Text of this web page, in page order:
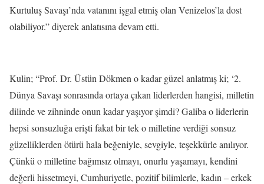
Kurtuluş Savaşı’nda vatanını işgal etmiş olan Venizelos’la dost
olabiliyor.” diyerek anlatısına devam etti.
Kulin; “Prof. Dr. Üstün Dökmen o kadar güzel anlatmış ki; ‘2.
Dünya Savaşı sonrasında ortaya çıkan liderlerden hangisi, milletin
dilinde ve zihninde onun kadar yaşıyor şimdi? Galiba o liderlerin
hepsi sonsuzluğa erişti fakat bir tek o milletine verdiği sonsuz
güzelliklerden ötürü hala beğeniyle, sevgiyle, teşekkürle anılıyor.
Çünkü o milletine bağımsız olmayı, onurlu yaşamayı, kendini
değerli hissetmeyi, Cumhuriyetle, pozitif bilimlerle, kadın – erkek